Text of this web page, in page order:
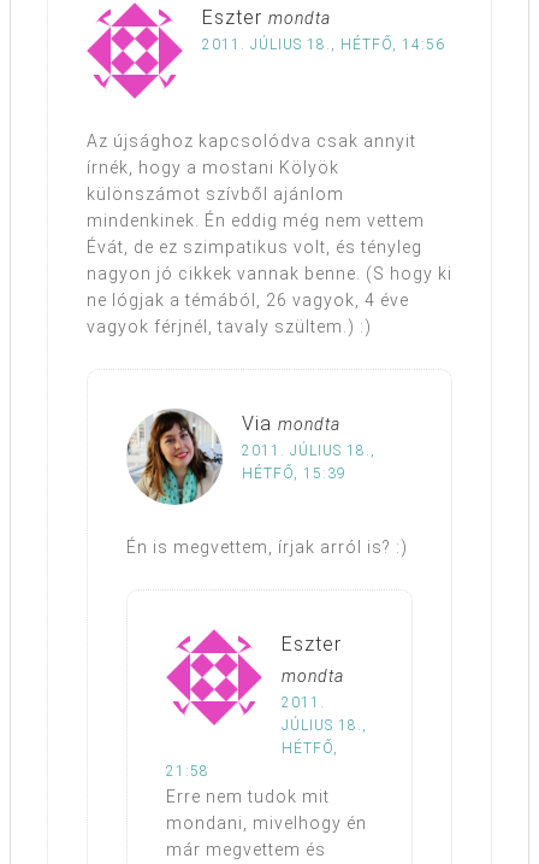
Eszter mondta
2011. JÚLIUS 18., HÉTFŐ, 14:56
Az újsághoz kapcsolódva csak annyit
írnék, hogy a mostani Kölyök
különszámot szívből ajánlom
mindenkinek. Én eddig még nem vettem
Évát, de ez szimpatikus volt, és tényleg
nagyon jó cikkek vannak benne. (S hogy ki
ne lógjak a témából, 26 vagyok, 4 éve
vagyok férjnél, tavaly szültem.) :)
Via mondta
2011. JÚLIUS 18.,
HÉTFŐ, 15:39
Én is megvettem, írjak arról is? :)
Eszter
mondta
2011.
JÚLIUS 18.,
HÉTFŐ,
21:58
Erre nem tudok mit
mondani, mivelhogy én
már megvettem és